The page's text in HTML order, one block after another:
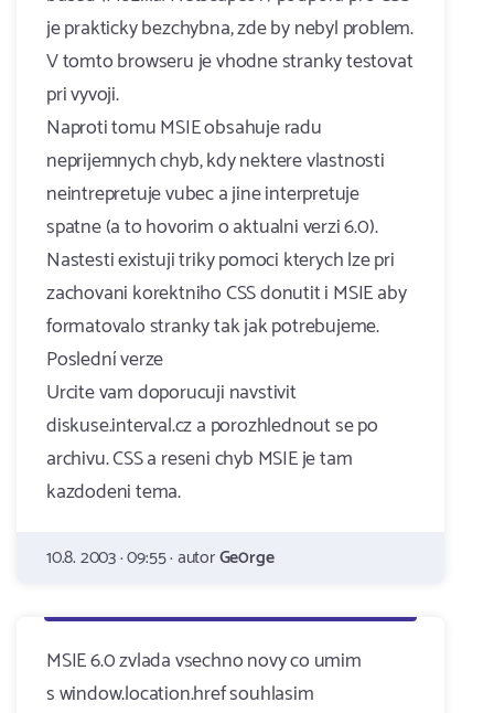
je prakticky bezchybna, zde by nebyl problem.
V tomto browseru je vhodne stranky testovat
pri vyvoji.
Naproti tomu MSIE obsahuje radu
neprijemnych chyb, kdy nektere vlastnosti
neintrepretuje vubec a jine interpretuje
spatne (a to hovorim o aktualni verzi 6.0).
Nastesti existuji triky pomoci kterych lze pri
zachovani korektniho CSS donutit i MSIE aby
formatovalo stranky tak jak potrebujeme.
Poslední verze
Urcite vam doporucuji navstivit
diskuse.interval.cz a porozhlednout se po
archivu. CSS a reseni chyb MSIE je tam
kazdodeni tema.
10.8. 2003 · 09:55 · autorGe0rge
MSIE 6.0 zvlada vsechno novy co umim
s window.location.href souhlasim